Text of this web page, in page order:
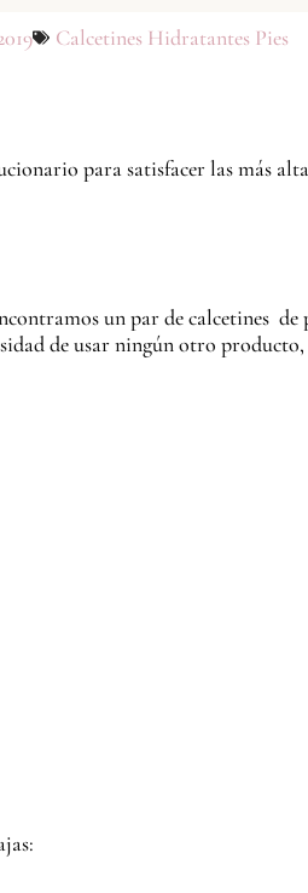
Calcetines Hidratantes Pies
para satisfacer las más
un par de calcetines
de usar ningún otro